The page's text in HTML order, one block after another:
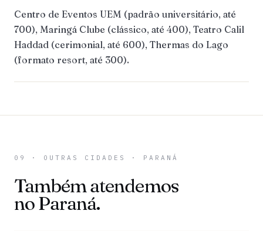
Centro de Eventos UEM (padrão universitário, até
700), Maringá Clube (clássico, até 400), Teatro Calil
Haddad (cerimonial, até 600), Thermas do Lago
(formato resort, até 300).
09 · OUTRAS CIDADES · PARANÁ
Também atendemos
no Paraná.